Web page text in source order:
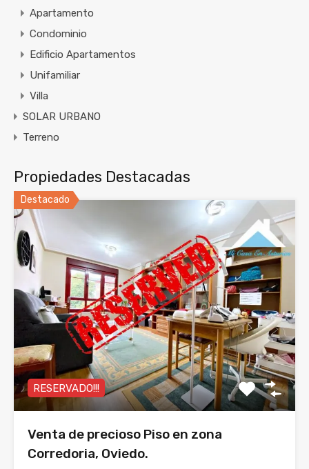
Apartamento
Condominio
Edificio Apartamentos
Unifamiliar
Villa
SOLAR URBANO
Terreno
Propiedades Destacadas
Destacado
RESERVADO!!!
Venta de precioso Piso en zona
Corredoria, Oviedo.